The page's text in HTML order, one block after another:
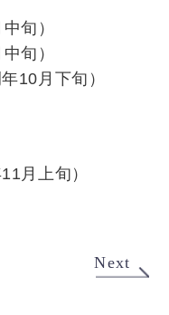
旬）
旬）
10月下旬）
月上旬）
Next